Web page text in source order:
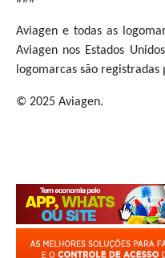
Aviagen e todas as
Aviagen nos Estados
logomarcas são
© 2025 Aviagen.